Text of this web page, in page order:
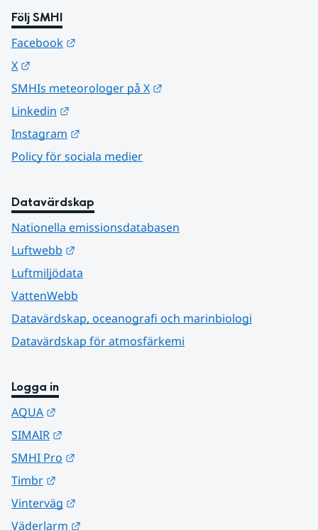
Följ SMHI
Facebook
X
SMHIs meteorologer på X
Linkedin
Instagram
Policy för sociala medier
Datavärdskap
Nationella emissionsdatabasen
Luftwebb
Luftmiljödata
VattenWebb
Datavärdskap, oceanografi och marinbiologi
Datavärdskap för atmosfärkemi
Logga in
AQUA
SIMAIR
SMHI Pro
Timbr
Vinterväg
Väderlarm